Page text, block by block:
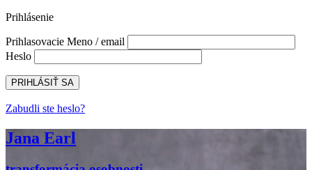
Prihlásenie
Prihlasovacie Meno / email
Heslo
Zabudli ste heslo?
Jana Earl